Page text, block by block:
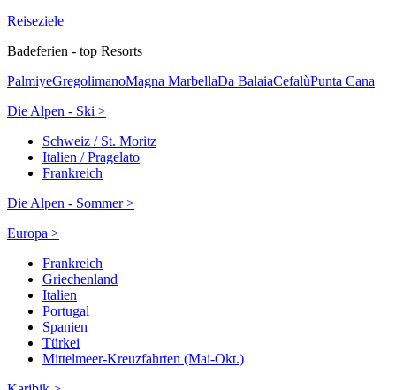
Reiseziele
Badeferien - top Resorts
PalmiyeGregolimanoMagna MarbellaDa BalaiaCefalùPunta Cana
Die Alpen - Ski >
Schweiz / St. Moritz
Italien / Pragelato
Frankreich
Die Alpen - Sommer >
Europa >
Frankreich
Griechenland
Italien
Portugal
Spanien
Türkei
Mittelmeer-Kreuzfahrten (Mai-Okt.)